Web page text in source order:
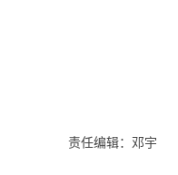
责任编辑：邓宇